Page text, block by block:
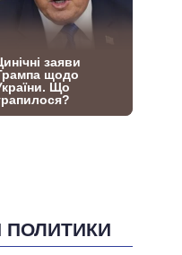
ПОЛИТИКИ